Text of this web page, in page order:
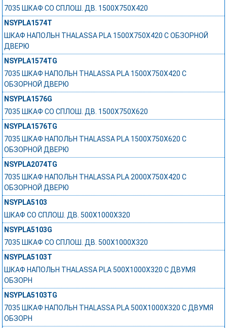
7035 ШКАФ СО СПЛОШ. ДВ. 1500Х750Х420
NSYPLA1574T
ШКАФ НАПОЛЬН THALASSA PLA 1500X750X420 C ОБЗОРНОЙ
ДВЕРЮ
NSYPLA1574TG
7035 ШКАФ НАПОЛЬН THALASSA PLA 1500X750X420 C
ОБЗОРНОЙ ДВЕРЮ
NSYPLA1576G
7035 ШКАФ СО СПЛОШ. ДВ. 1500Х750Х620
NSYPLA1576TG
7035 ШКАФ НАПОЛЬН THALASSA PLA 1500X750X620 C
ОБЗОРНОЙ ДВЕРЮ
NSYPLA2074TG
7035 ШКАФ НАПОЛЬН THALASSA PLA 2000X750X420 C
ОБЗОРНОЙ ДВЕРЮ
NSYPLA5103
ШКАФ СО СПЛОШ. ДВ. 500Х1000Х320
NSYPLA5103G
7035 ШКАФ СО СПЛОШ. ДВ. 500Х1000Х320
NSYPLA5103T
ШКАФ НАПОЛЬН THALASSA PLA 500X1000X320 C ДВУМЯ
ОБЗОРН
NSYPLA5103TG
7035 ШКАФ НАПОЛЬН THALASSA PLA 500X1000X320 C ДВУМЯ
ОБЗОРН